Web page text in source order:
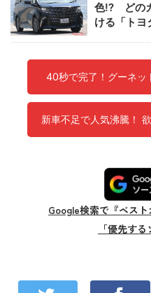
色!? どの
ける「トヨ
40秒で完了！グーネ
新車不足で人気沸騰！
Google検索で『ベス
「優先す